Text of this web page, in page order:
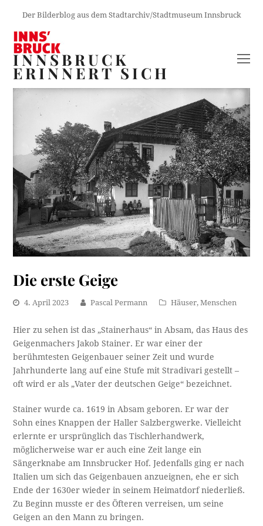
Der Bilderblog aus dem Stadtarchiv/Stadtmuseum Innsbruck
INNSBRUCK
ERINNERT SICH
Die erste Geige
4. April 2023 Pascal Permann Häuser,Menschen
Hier zu sehen ist das „Stainerhaus“ in Absam, das Haus des
Geigenmachers Jakob Stainer. Er war einer der
berühmtesten Geigenbauer seiner Zeit und wurde
Jahrhunderte lang auf eine Stufe mit Stradivari gestellt –
oft wird er als „Vater der deutschen Geige“ bezeichnet.
Stainer wurde ca. 1619 in Absam geboren. Er war der
Sohn eines Knappen der Haller Salzbergwerke. Vielleicht
erlernte er ursprünglich das Tischlerhandwerk,
möglicherweise war er auch eine Zeit lange ein
Sängerknabe am Innsbrucker Hof. Jedenfalls ging er nach
Italien um sich das Geigenbauen anzueignen, ehe er sich
Ende der 1630er wieder in seinem Heimatdorf niederließ.
Zu Beginn musste er des Öfteren verreisen, um seine
Geigen an den Mann zu bringen.